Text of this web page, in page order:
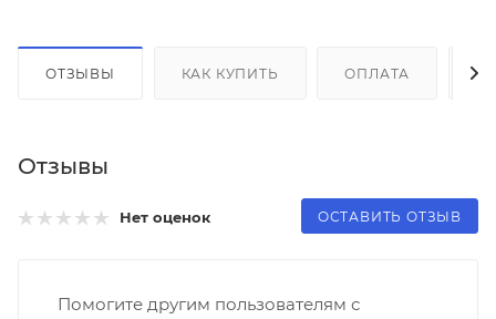
ОТЗЫВЫ КАК КУПИТЬ ОПЛАТА
Отзывы
Нет оценок ОСТАВИТЬ ОТЗЫВ
Помогите другим пользователям с